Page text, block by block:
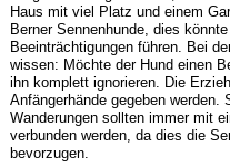
Haus mit viel Platz und einem
Berner Sennenhunde, dies
Beeinträchtigungen führen. Bei
wissen: Möchte der Hund einen
ihn komplett ignorieren. Die
Anfängerhände gegeben werden.
Wanderungen sollten immer mit
verbunden werden, da dies die
bevorzugen.